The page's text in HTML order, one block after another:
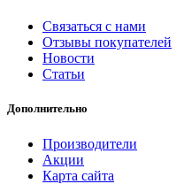
Связаться с нами
Отзывы покупателей
Новости
Статьи
Дополнительно
Производители
Акции
Карта сайта